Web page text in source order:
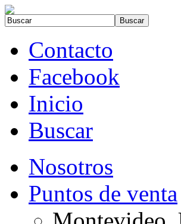
Contacto
Facebook
Inicio
Buscar
Nosotros
Puntos de venta